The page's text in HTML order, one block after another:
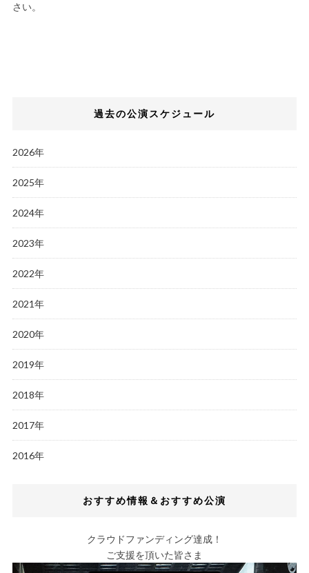
さい。
過去の公演スケジュール
2026年
2025年
2024年
2023年
2022年
2021年
2020年
2019年
2018年
2017年
2016年
おすすめ情報＆おすすめ公演
クラウドファンディング達成！
ご支援を頂いた皆さま